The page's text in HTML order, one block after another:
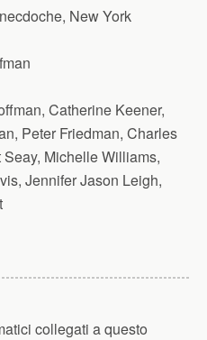
New York
Catherine Keener,
Peter Friedman, Charles
Michelle Williams,
Jennifer Jason Leigh,
collegati a questo